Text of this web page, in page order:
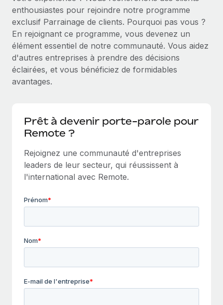
Employer of record
Développez-vous à l’international sans frais liés aux
entités
Pilotage 360 des freelances
Sollicitez vos freelances en toute conformité part
Gestion des freelances
PEO
Sous-traitez les opérations complexes liées à l’emploi
INFRASTRUCTURE
Intégration Remote
Connecter
notre MCP
Intégrations
Toutes les informations sur l’emploi à l’international,
pays par pays
Explorateur des États-Unis (par État)
Simplifiez l’embauche à travers les différents États des
États-Unis
CROISSANCE
Start-ups
Des solutions agiles et internationales pour les RH et la
paie des entreprises en pleine croissance
Développez vos équipes avec des solutions RH sur
Entreprise
TRAVAILLONS ENSEMBLE
OUTILS & CALCULATEURS
Outil de calcul du risque de requalification de
contrat
Évaluez le risque de requalification de contrat par pays
Calculateur du coût des employés
Calculez le coût total des employés dans n’importe quel
Découvrez les devises disponibles et les vitesses de
paiement pour vos freelances internationaux
APPRENDRE AVEC REMOTE
Études de cas
Glossaire RH
Checklists et modèles
Descriptions de postes
Webinaires
Tarification
Français
English
Français
Deutsch
Español
Italiano
日本語
한국어
enthousiastes pour rejoindre notre programme
exclusif Parrainage de clients. Pourquoi pas vous ?
En rejoignant ce programme, vous devenez un
élément essentiel de notre communauté. Vous aidez
d'autres entreprises à prendre des décisions
éclairées, et vous bénéficiez de formidables
avantages.
Prêt à devenir porte-parole pour
Remote ?
Rejoignez une communauté d'entreprises
leaders de leur secteur, qui réussissent à
l'international avec Remote.